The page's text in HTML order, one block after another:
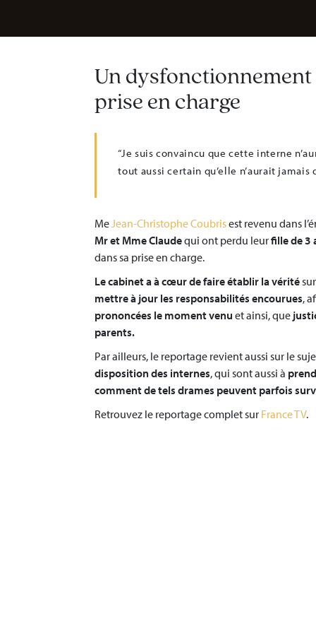
Un
prise en charge
“Je suis convaincu que cette interne
tout aussi certain qu’elle n’aurait
MeJean-Christophe Coubrisest revenu dans
Mr et Mme Claudequi ont perdu leurfille de 3
dans sa prise en charge.
Le cabinet a à cœur de faire établir la vérité
mettre à jour les responsabilités encourues,
prononcées le moment venu et ainsi, que
parents.
Par ailleurs, le reportage revient aussi sur le
disposition des internes, qui sont aussi à
comment de tels drames peuvent parfois
Retrouvez le reportage complet sur France TV.